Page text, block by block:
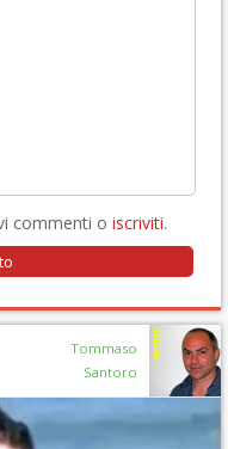
commenti o iscriviti.
Tommaso
Santoro